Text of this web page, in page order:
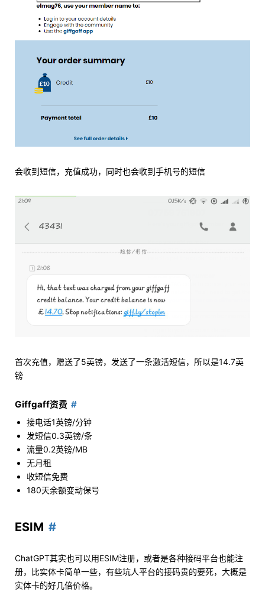
会收到短信，充值成功，同时也会收到手机号的短信
首次充值，赠送了5英镑，发送了一条激活短信，所以是14.7英
镑
Giffgaff资费
接电话1英镑/分钟
发短信0.3英镑/条
流量0.2英镑/MB
无月租
收短信免费
180天余额变动保号
ESIM
ChatGPT其实也可以用ESIM注册，或者是各种接码平台也能注
册，比实体卡简单一些，有些坑人平台的接码贵的要死，大概是
实体卡的好几倍价格。